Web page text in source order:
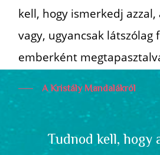
kell, hogy ismerkedj
vagy, ugyancsak
emberként
A Kristály Mandalákról
Tudnod kell, hogy